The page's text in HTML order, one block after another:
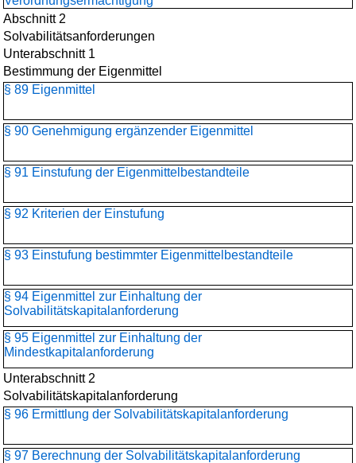
Abschnitt 2
Solvabilitätsanforderungen
Unterabschnitt 1
Bestimmung der Eigenmittel
§ 89 Eigenmittel
§ 90 Genehmigung ergänzender Eigenmittel
§ 91 Einstufung der Eigenmittelbestandteile
§ 92 Kriterien der Einstufung
§ 93 Einstufung bestimmter Eigenmittelbestandteile
§ 94 Eigenmittel zur Einhaltung der
Solvabilitätskapitalanforderung
§ 95 Eigenmittel zur Einhaltung der
Mindestkapitalanforderung
Unterabschnitt 2
Solvabilitätskapitalanforderung
§ 96 Ermittlung der Solvabilitätskapitalanforderung
§ 97 Berechnung der Solvabilitätskapitalanforderung